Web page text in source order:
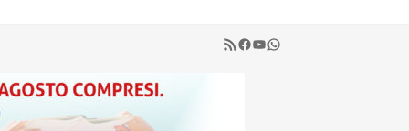
RSS Feed
Facebook
YouTube
WhatsApp